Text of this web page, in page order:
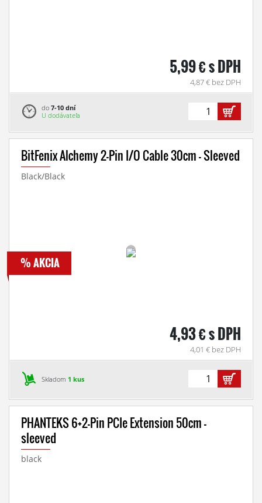
5,99 € s DPH
4,87 € bez DPH
do 7-10 dní
U dodávateľa
BitFenix Alchemy 2-Pin I/O Cable 30cm - Sleeved
Black/Black
4,93 € s DPH
4,01 € bez DPH
Skladom 1 kus
% AKCIA
PHANTEKS 6+2-Pin PCIe Extension 50cm -
sleeved
black